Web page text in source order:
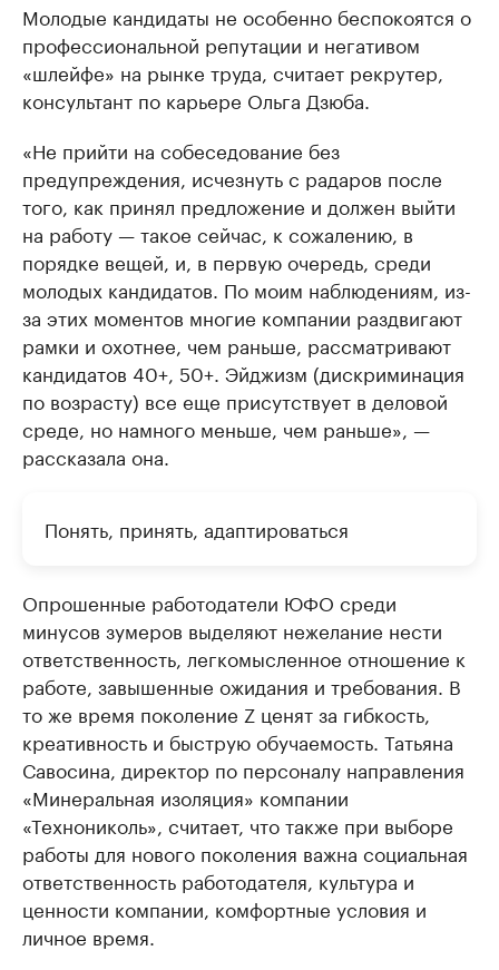
Молодые кандидаты не особенно беспокоятся о
профессиональной репутации и негативом
«шлейфе» на рынке труда, считает рекрутер,
консультант по карьере Ольга Дзюба.
«Не прийти на собеседование без
предупреждения, исчезнуть с радаров после
того, как принял предложение и должен выйти
на работу — такое сейчас, к сожалению, в
порядке вещей, и, в первую очередь, среди
молодых кандидатов. По моим наблюдениям, из-
за этих моментов многие компании раздвигают
рамки и охотнее, чем раньше, рассматривают
кандидатов 40+, 50+. Эйджизм (дискриминация
по возрасту) все еще присутствует в деловой
среде, но намного меньше, чем раньше», —
рассказала она.
Понять, принять, адаптироваться
Опрошенные работодатели ЮФО среди
минусов зумеров выделяют нежелание нести
ответственность, легкомысленное отношение к
работе, завышенные ожидания и требования. В
то же время поколение Z ценят за гибкость,
креативность и быструю обучаемость. Татьяна
Савосина, директор по персоналу направления
«Минеральная изоляция» компании
«Технониколь», считает, что также при выборе
работы для нового поколения важна социальная
ответственность работодателя, культура и
ценности компании, комфортные условия и
личное время.